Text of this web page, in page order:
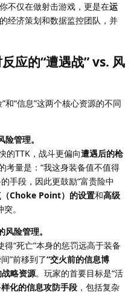
不仅在做射击游戏，更是在运
经济策划和数据监控团队，并
应的“遭遇战” vs. 风
和“信息”这两个核心资源的不同
管理。
的TTK，战斗更偏向遭遇后的枪
考量是：“我这身装备值不值得
手段，因此更鼓励“富贵险中
（Choke Point）的设置和高级
。
险管理。
“死亡”本身的惩罚远高于装备
”前移到了“交火前的信息博
略资源。玩家的首要目标是“活
化的信息攻防手段 ，包括复杂